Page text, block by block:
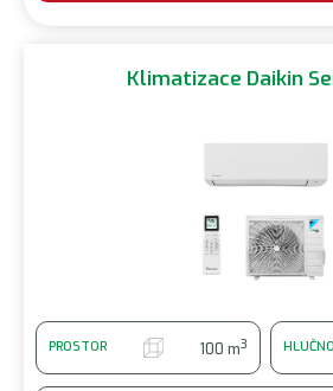
Klimatizace Daikin
PROSTOR 100 m3